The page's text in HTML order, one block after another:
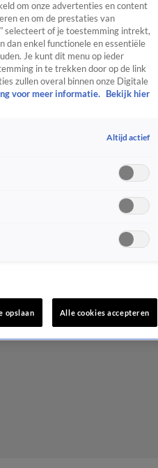
om onze advertenties en content
en om de prestaties van
selecteert of je toestemming intrekt,
dan enkel functionele en essentiële
Je kunt dit menu op ieder
in te trekken door op de link
zullen overal binnen onze Digitale
voor meer informatie.
Bekijk hier
Altijd actief
opslaan Alle cookies accepteren